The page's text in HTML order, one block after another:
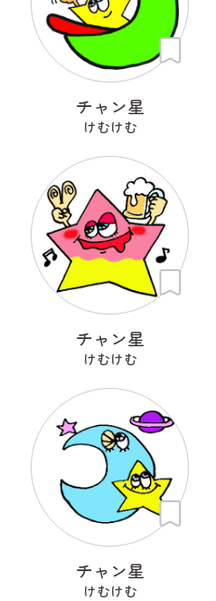
チャン星
けむけむ
チャン星
けむけむ
チャン星
けむけむ